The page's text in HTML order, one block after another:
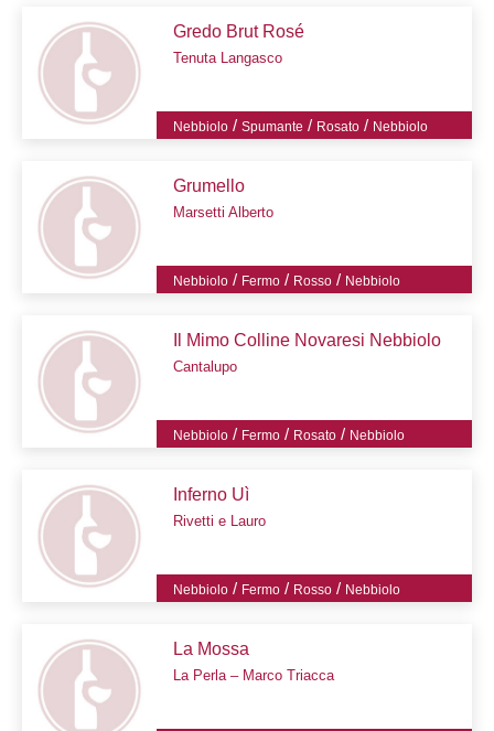
Gredo Brut Rosé
Tenuta Langasco
Nebbiolo /Spumante / Rosato / Nebbiolo
Grumello
Marsetti Alberto
Nebbiolo / Fermo / Rosso / Nebbiolo
Il Mimo Colline Novaresi Nebbiolo
Cantalupo
Nebbiolo / Fermo / Rosato / Nebbiolo
Inferno Uì
Rivetti e Lauro
Nebbiolo / Fermo / Rosso / Nebbiolo
La Mossa
La Perla – Marco Triacca